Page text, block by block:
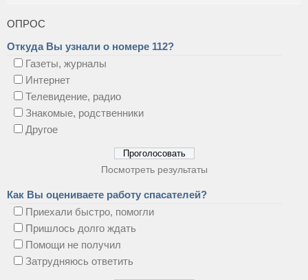
ОПРОС
Откуда Вы узнали о номере 112?
Газеты, журналы
Интернет
Телевидение, радио
Знакомые, родственники
Другое
Посмотреть результаты
Как Вы оцениваете работу спасателей?
Приехали быстро, помогли
Пришлось долго ждать
Помощи не получил
Затрудняюсь ответить